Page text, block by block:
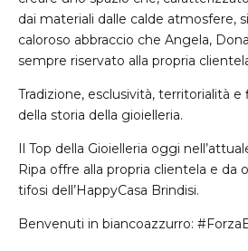
dai materiali dalle calde atmosfere,
caloroso abbraccio che Angela,
sempre riservato alla propria
Tradizione, esclusività, territorialità e
della storia della gioielleria.
Il Top della Gioielleria oggi
Ripa offre alla propria clientela e da
tifosi dell’HappyCasa Brindisi.
Benvenuti in biancoazzurro: